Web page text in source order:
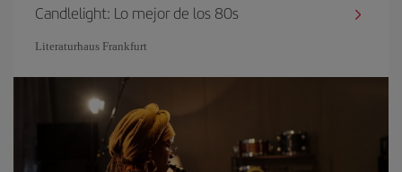
Candlelight: Lo mejor de los 80s
Literaturhaus Frankfurt